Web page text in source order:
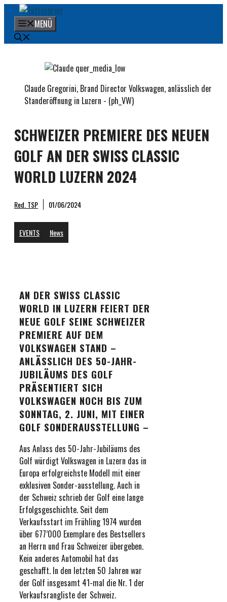
Inhalt
springen
MENÜ
SCHWEIZER PREMIERE DES NEUEN
GOLF AN DER SWISS CLASSIC
WORLD LUZERN 2024
Red. TSP 01/06/2024
EVENTS News
Claude Gregorini, Brand Director Volkswagen, anlässlich der
Standeröffnung in Luzern - (ph_VW)
AN DER SWISS CLASSIC
WORLD IN LUZERN FEIERT DER
NEUE GOLF SEINE SCHWEIZER
PREMIERE AUF DEM
VOLKSWAGEN STAND –
ANLÄSSLICH DES 50-JAHR-
JUBILÄUMS DES GOLF
PRÄSENTIERT SICH
VOLKSWAGEN NOCH BIS ZUM
SONNTAG, 2. JUNI, MIT EINER
GOLF SONDERAUSSTELLUNG –
Aus Anlass des 50-Jahr-Jubiläums des
Golf würdigt Volkswagen in Luzern das in
Europa erfolgreichste Modell mit einer
exklusiven Sonder-ausstellung. Auch in
der Schweiz schrieb der Golf eine lange
Erfolgsgeschichte. Seit dem
Verkaufsstart im Frühling 1974 wurden
über 677’000 Exemplare des Bestsellers
an Herrn und Frau Schweizer übergeben.
Kein anderes Automobil hat das
geschafft. In den letzten 50 Jahren war
der Golf insgesamt 41-mal die Nr. 1 der
Verkaufsrangliste der Schweiz.